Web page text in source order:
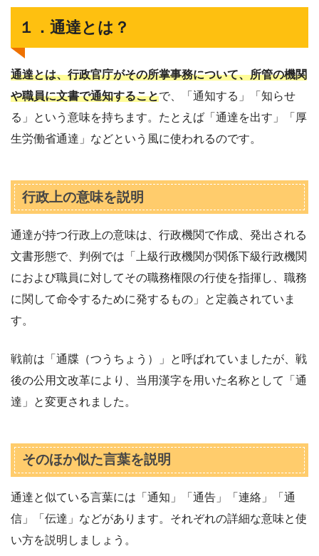
１．通達とは？
通達とは、行政官庁がその所掌事務について、所管の機関
や職員に文書で通知することで、「通知する」「知らせ
る」という意味を持ちます。たとえば「通達を出す」「厚
生労働省通達」などという風に使われるのです。
行政上の意味を説明
通達が持つ行政上の意味は、行政機関で作成、発出される
文書形態で、判例では「上級行政機関が関係下級行政機関
におよび職員に対してその職務権限の行使を指揮し、職務
に関して命令するために発するもの」と定義されていま
す。
戦前は「通牒（つうちょう）」と呼ばれていましたが、戦
後の公用文改革により、当用漢字を用いた名称として「通
達」と変更されました。
そのほか似た言葉を説明
通達と似ている言葉には「通知」「通告」「連絡」「通
信」「伝達」などがあります。それぞれの詳細な意味と使
い方を説明しましょう。